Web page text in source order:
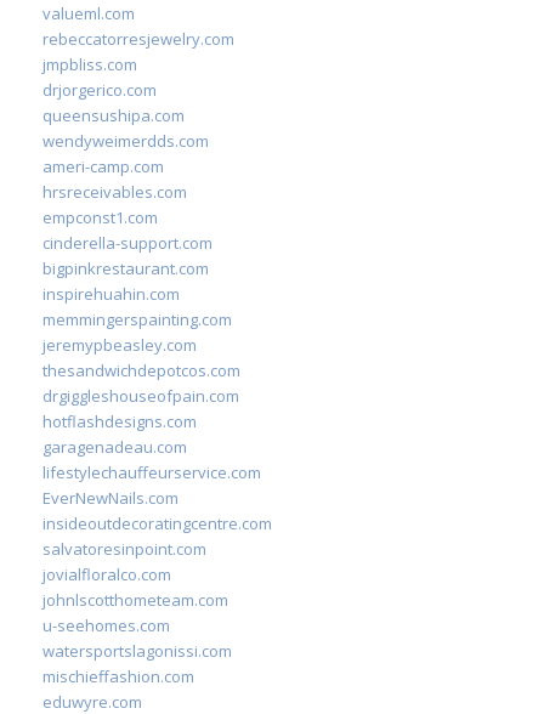
valueml.com
rebeccatorresjewelry.com
jmpbliss.com
drjorgerico.com
queensushipa.com
wendyweimerdds.com
ameri-camp.com
hrsreceivables.com
empconst1.com
cinderella-support.com
bigpinkrestaurant.com
inspirehuahin.com
memmingerspainting.com
jeremypbeasley.com
thesandwichdepotcos.com
drgiggleshouseofpain.com
hotflashdesigns.com
garagenadeau.com
lifestylechauffeurservice.com
EverNewNails.com
insideoutdecoratingcentre.com
salvatoresinpoint.com
jovialfloralco.com
johnlscotthometeam.com
u-seehomes.com
watersportslagonissi.com
mischieffashion.com
eduwyre.com